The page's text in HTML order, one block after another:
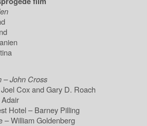
– John Cross
Cox and Gary D. Roach
Hotel – Barney Pilling
– William Goldenberg